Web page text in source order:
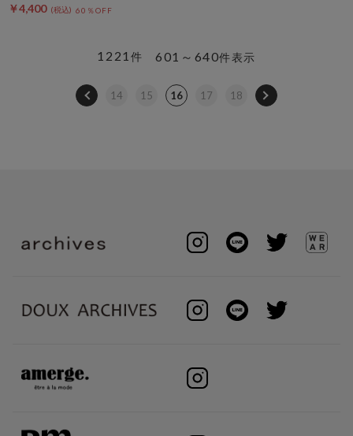
￥4,400 60％OFF
601～640件表示
1221 件
14 15 16 17 18